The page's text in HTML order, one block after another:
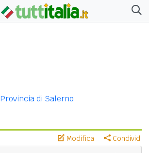
Provincia di Salerno
Modifica Condividi